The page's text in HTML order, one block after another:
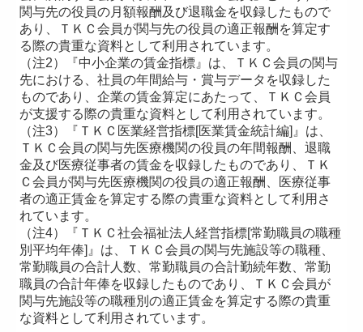
関与先の役員の月額報酬及び退職金を収録したもので
あり、ＴＫＣ会員が関与先の役員の適正報酬を算定す
る際の貴重な資料として利用されています。
（注2）『中小企業の賃金指標』は、ＴＫＣ会員の関与
先における、社員の年間給与・賞与データを収録した
ものであり、企業の賃金算定にあたって、ＴＫＣ会員
が支援する際の貴重な資料として利用されています。
（注3）『ＴＫＣ医業経営指標[医業賃金統計編]』は、
ＴＫＣ会員の関与先医療機関の役員の年間報酬、退職
金及び医療従事者の賃金を収録したものであり、ＴＫ
Ｃ会員が関与先医療機関の役員の適正報酬、医療従事
者の適正賃金を算定する際の貴重な資料として利用さ
れています。
（注4）『ＴＫＣ社会福祉法人経営指標[常勤職員の職種
別平均年俸]』は、ＴＫＣ会員の関与先施設等の職種、
常勤職員の合計人数、常勤職員の合計勤続年数、常勤
職員の合計年俸を収録したものであり、ＴＫＣ会員が
関与先施設等の職種別の適正賃金を算定する際の貴重
な資料として利用されています。